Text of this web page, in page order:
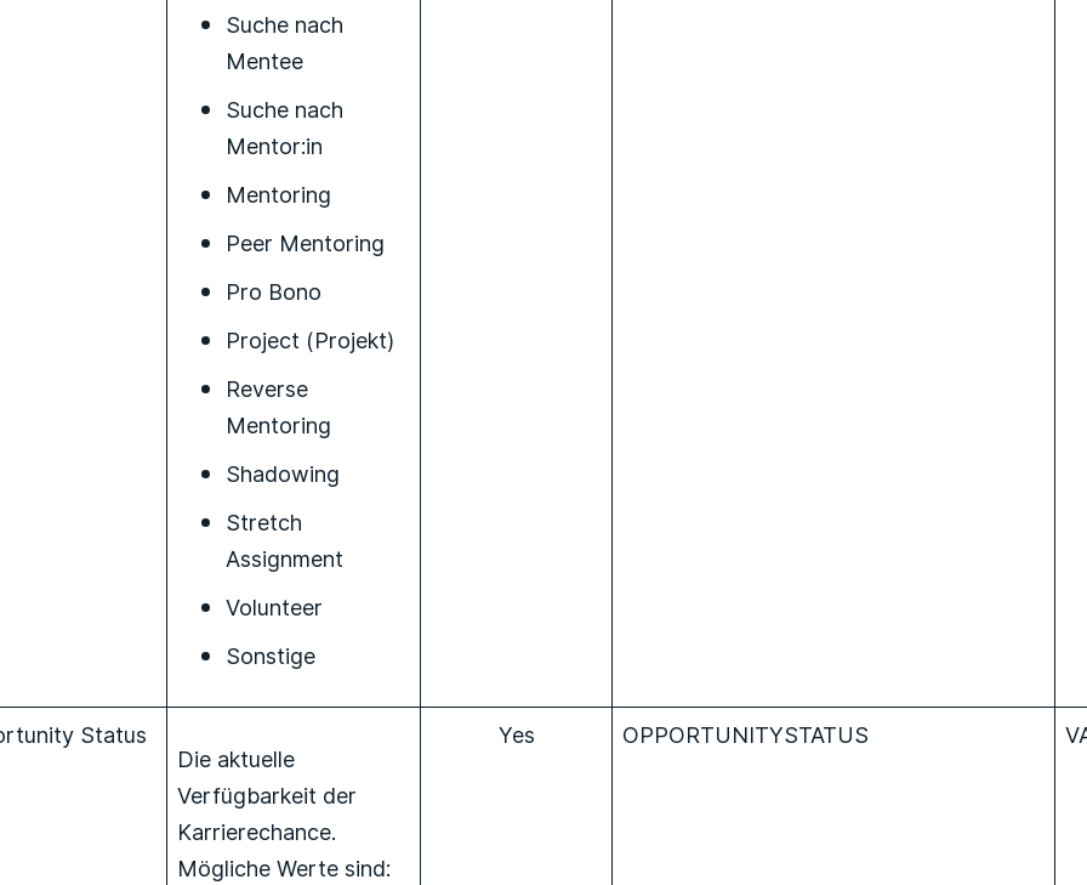
Suche nach
Mentee
Suche nach
Mentor:in
Mentoring
Peer Mentoring
Pro Bono
Project (Projekt)
Reverse
Mentoring
Shadowing
Stretch
Assignment
Volunteer
Sonstige
Status
Die aktuelle
Verfügbarkeit der
Karrierechance.
Mögliche Werte sind:
Yes OPPORTUNITYSTATUS